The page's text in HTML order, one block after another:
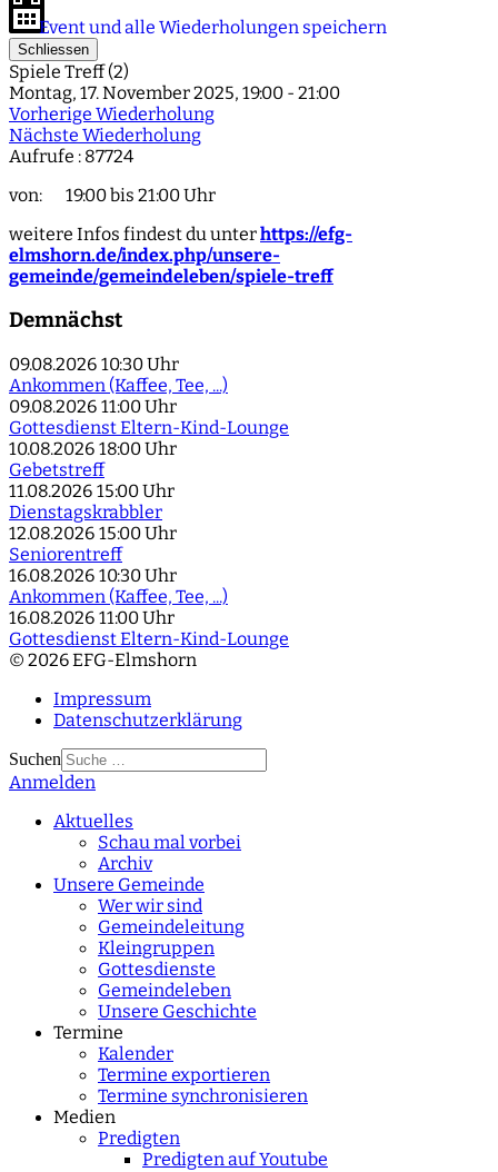
Event und alle Wiederholungen speichern
Schliessen
Spiele Treff (2)
Montag, 17. November 2025, 19:00 - 21:00
Vorherige Wiederholung
Nächste Wiederholung
Aufrufe : 87724
von: 19:00 bis 21:00 Uhr
weitere Infos findest du unterhttps://efg-
elmshorn.de/index.php/unsere-
gemeinde/gemeindeleben/spiele-treff
Demnächst
09.08.2026 10:30 Uhr
Ankommen (Kaffee, Tee, ...)
09.08.2026 11:00 Uhr
Gottesdienst Eltern-Kind-Lounge
10.08.2026 18:00 Uhr
Gebetstreff
11.08.2026 15:00 Uhr
Dienstagskrabbler
12.08.2026 15:00 Uhr
Seniorentreff
16.08.2026 10:30 Uhr
Ankommen (Kaffee, Tee, ...)
16.08.2026 11:00 Uhr
Gottesdienst Eltern-Kind-Lounge
© 2026 EFG-Elmshorn
Impressum
Datenschutzerklärung
Suchen
Type 2 or more
Anmelden
Aktuelles
Schau mal vorbei
Archiv
Unsere Gemeinde
Wer wir sind
Gemeindeleitung
Kleingruppen
Gottesdienste
Gemeindeleben
Unsere Geschichte
Termine
Kalender
Termine exportieren
Termine synchronisieren
Medien
Predigten
Predigten auf Youtube